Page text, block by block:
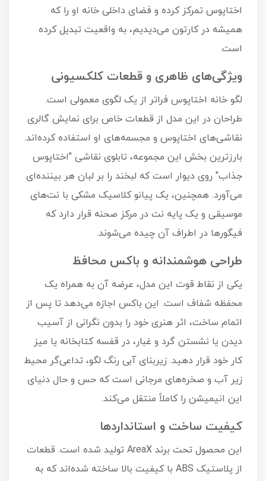
اختاپوس تمرکز کرده و فضای داخلی خانه او را که
همیشه در کارتون می‌دیدیم، به واقعیت تبدیل کرده
است.
ویژگی‌های ظاهری و قطعات کلکسیونی
لگو خانه اختاپوس فراتر از یک لگوی معمولی است.
طراحان در این مدل از قطعات خاص برای نمایش گالری
نقاشی‌های اختاپوس و مجسمه‌های او استفاده کرده‌اند.
بارزترین بخش این مجموعه، تابلوی نقاشی "اختاپوس
جذاب" روی دیوار است که لبخند را بر لبان هر بیننده‌ای
می‌آورد. همچنین، یک پیانو کلاسیک مشکی با نت‌های
موسیقی و یک پایه نت در مرکز صحنه قرار دارد که
فیگورها در اطراف آن چیده می‌شوند.
طراحی هوشمندانه و باکس محافظ
یکی از نقاط قوت این مدل، عرضه آن به همراه یک
محفظه شفاف است. این باکس اجازه می‌دهد تا پس از
اتمام ساخت، اثر هنری خود را بدون نگرانی از آسیب
دیدن یا نشستن گرد و غبار، در قفسه کتابخانه یا میز
کار خود قرار دهید. زیربنای آبی رنگ لگو، تداعی‌گر محیط
زیر آب و صخره‌های مرجانی است که حس و حال دنیای
این انیمیشن را کاملاً منتقل می‌کند.
کیفیت ساخت و استانداردها
این محصول تحت برند AreaX تولید شده است. قطعات
از پلاستیک ABS با کیفیت بالا ساخته شده‌اند که به